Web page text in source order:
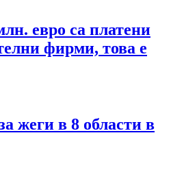
евро са платени
фирми, това е
жеги в 8 области в